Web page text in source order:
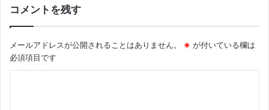
コメントを残す
メールアドレスが公開されることはありません。 ※ が付いている欄は
必須項目です